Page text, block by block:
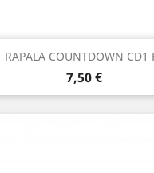
RAPALA COUNTDOWN CD1
Precio
7,50 €
Vista rápida